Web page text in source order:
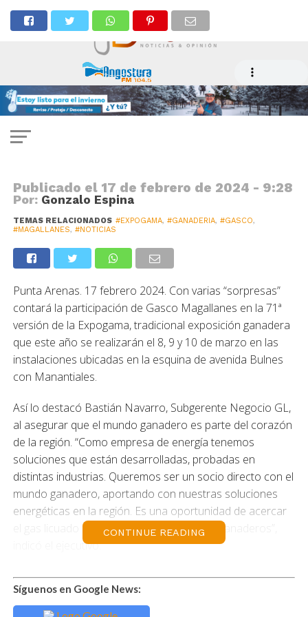
GANADERÍA
Gasco Magallanes respalda
realización de Expogama 2024
Publicado el 17 de febrero de 2024 - 9:28
Por: Gonzalo Espina
TEMAS RELACIONADOS #EXPOGAMA, #GANADERIA, #GASCO,
#MAGALLANES, #NOTICIAS
Punta Arenas. 17 febrero 2024. Con varias “sorpresas”
contará la participación de Gasco Magallanes en la 71ª
versión de la Expogama, tradicional exposición ganadera
que este año se realizarán el 8, 9 y 10 de marzo en las
instalaciones ubicadas en la esquina de avenida Bulnes
con Manantiales.
Así lo destacó Bastián Navarro, Subgerente Negocio GL,
al asegurar que el mundo ganadero es parte del corazón
de la región. “Como empresa de energía tenemos
soluciones que están desarrolladas, probadas en
distintas industrias. Queremos ser un socio directo con el
mundo ganadero, aportando con nuestras soluciones
energéticas en la región. Es una oportunidad de acercar
el gas licuado al público en general y a los ganaderos”,
indicó el ejecutivo.
Durante el lanzamiento de esta actividad, Mery Ruiz,
Gerente de Asogama dijo que la muestra contará con
140 ovinos en competencia de diferentes razas, más de
CONTINUE READING
Síguenos en Google News: